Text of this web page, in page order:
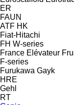
ER
FAUN
ATF HK
Fiat-Hitachi
FH W-series
France Elévateur
F-series
Furukawa Gayk
HRE
Gehl
RT